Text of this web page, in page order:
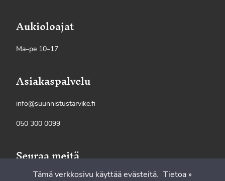
Aukioloajat
Ma–pe 10–17
Asiakaspalvelu
info@suunnistustarvike.fi
050 300 0099
Seuraa meitä
Tämä verkkosivu käyttää evästeitä. Tietoa »